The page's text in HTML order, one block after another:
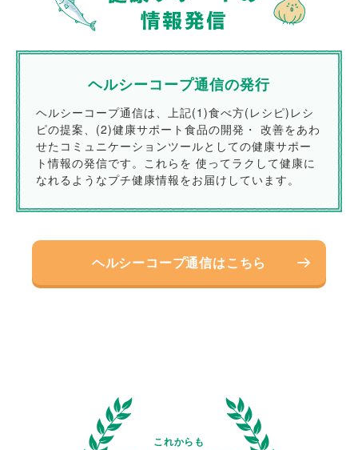
ヘルシーコープ通信の発行
ヘルシーコープ通信は、上記(1)食べ方(レシピ)レシ
ピの提案、(2)健康サポート食品の開発・ 改善をあわ
せたコミュニケーションツールとしての健康サポー
ト情報の発信です。これらを 使ってラクして健康に
なれるようなプチ健康情報をお届けしています。
ヘルシーコープ通信はこちら
これからも